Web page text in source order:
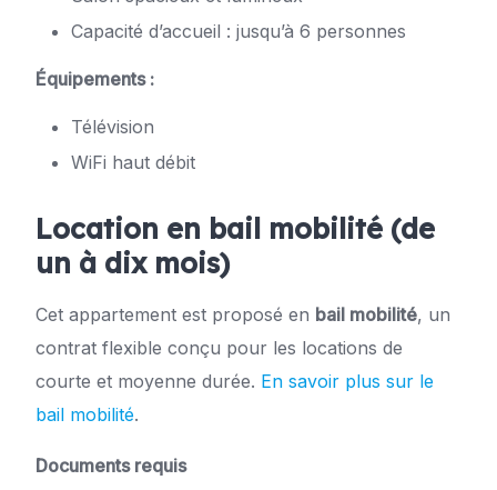
Capacité d’accueil : jusqu’à 6 personnes
Équipements :
Télévision
WiFi haut débit
Location en bail mobilité (de
un à dix mois)
Cet appartement est proposé en bail mobilité, un
contrat flexible conçu pour les locations de
courte et moyenne durée. En savoir plus sur le
bail mobilité.
Documents requis